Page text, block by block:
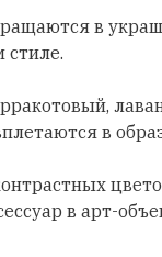
в
стиле.
в
в арт-